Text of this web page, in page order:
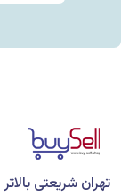
تهران شریعتی